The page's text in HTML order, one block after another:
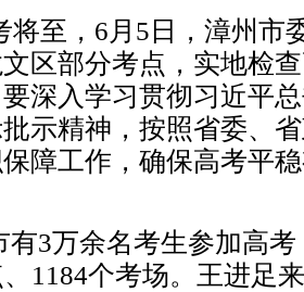
将至，6月5日，漳州市
区部分考点，实地检
深入学习贯彻习近平
示精神，按照省委、
障工作，确保高考平
有3万余名考生参加高
、1184个考场。王进足